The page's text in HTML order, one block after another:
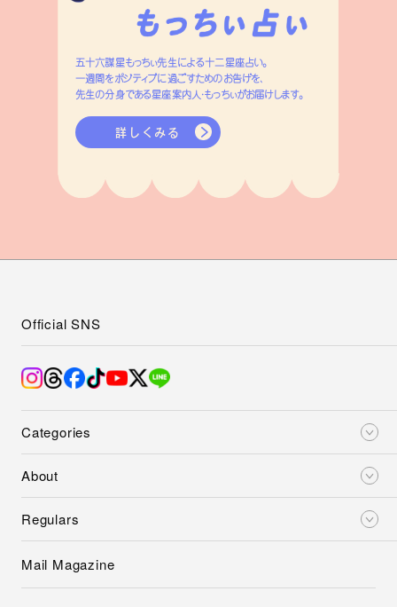
五十六謀星もっちぃ先生による十二星座占い。
一週間をポジティブに過ごすためのお告げを、
先生の分身である星座案内人・もっちぃがお届けします。
詳しくみる
Categories
About
Regulars
Official SNS
Mail Magazine